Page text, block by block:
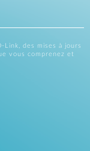
des mises à jours
vous comprenez et